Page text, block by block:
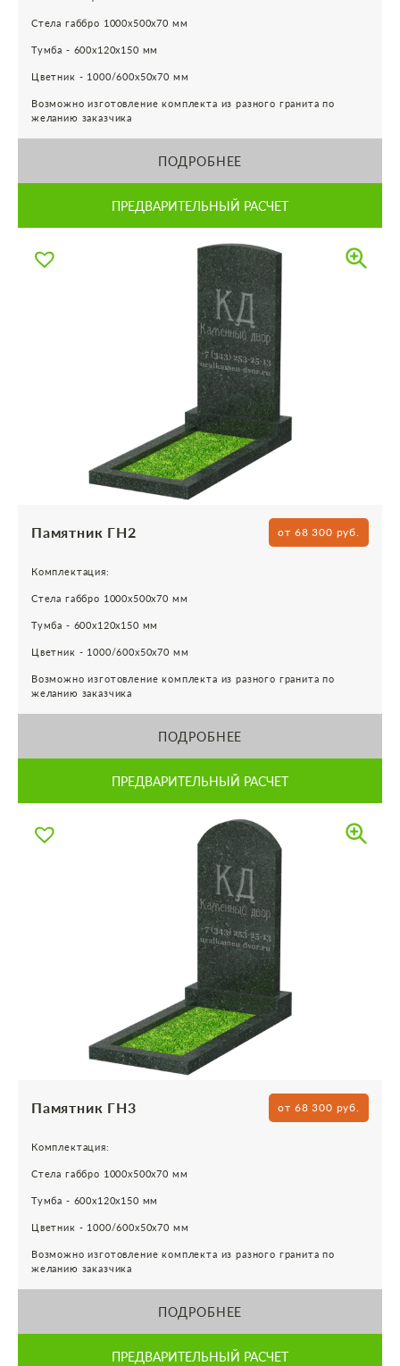
Стела габбро 1000х500х70 мм
Тумба - 600х120х150 мм
Цветник - 1000/600х50х70 мм
Возможно изготовление комплекта из разного гранита по
желанию заказчика
ПОДРОБНЕЕ
ПРЕДВАРИТЕЛЬНЫЙ РАСЧЕТ
Памятник ГН2 от 68 300 руб.
Комплектация:
Стела габбро 1000х500х70 мм
Тумба - 600х120х150 мм
Цветник - 1000/600х50х70 мм
Возможно изготовление комплекта из разного гранита по
желанию заказчика
ПОДРОБНЕЕ
ПРЕДВАРИТЕЛЬНЫЙ РАСЧЕТ
Памятник ГН3 от 68 300 руб.
Комплектация:
Стела габбро 1000х500х70 мм
Тумба - 600х120х150 мм
Цветник - 1000/600х50х70 мм
Возможно изготовление комплекта из разного гранита по
желанию заказчика
ПОДРОБНЕЕ
ПРЕДВАРИТЕЛЬНЫЙ РАСЧЕТ